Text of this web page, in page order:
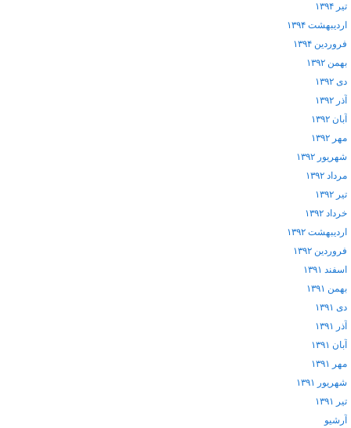
تیر ۱۳۹۴
اردیبهشت ۱۳۹۴
فروردین ۱۳۹۴
بهمن ۱۳۹۲
دی ۱۳۹۲
آذر ۱۳۹۲
آبان ۱۳۹۲
مهر ۱۳۹۲
شهریور ۱۳۹۲
مرداد ۱۳۹۲
تیر ۱۳۹۲
خرداد ۱۳۹۲
اردیبهشت ۱۳۹۲
فروردین ۱۳۹۲
اسفند ۱۳۹۱
بهمن ۱۳۹۱
دی ۱۳۹۱
آذر ۱۳۹۱
آبان ۱۳۹۱
مهر ۱۳۹۱
شهریور ۱۳۹۱
تیر ۱۳۹۱
آرشيو